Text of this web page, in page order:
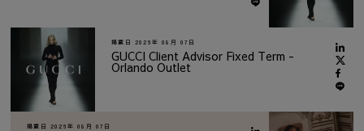
掲載日 2026年 08月 07日
GUCCI Client Advisor Fixed Term -
Orlando Outlet
掲載日 2026年 08月 07日